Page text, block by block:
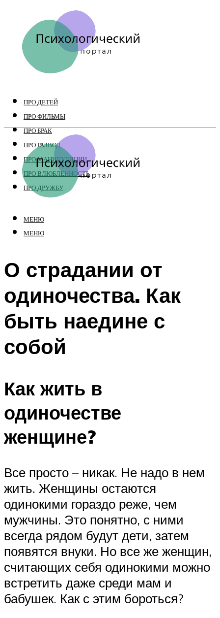
ПРО ДЕТЕЙ
ПРО ФИЛЬМЫ
ПРО БРАК
ПРО РАЗВОД
ПРО МАНИПУЛЯЦИИ
ПРО ВЛЮБЛЕННОСТЬ
ПРО ДРУЖБУ
МЕНЮ
МЕНЮ
О страдании от
одиночества. Как
быть наедине с
собой
Как жить в
одиночестве
женщине?
Все просто – никак. Не надо в нем
жить. Женщины остаются
одинокими гораздо реже, чем
мужчины. Это понятно, с ними
всегда рядом будут дети, затем
появятся внуки. Но все же женщин,
считающих себя одинокими можно
встретить даже среди мам и
бабушек. Как с этим бороться?